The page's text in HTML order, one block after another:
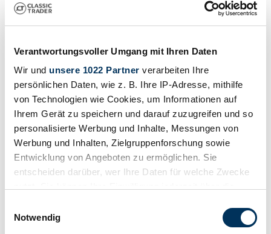
Verantwortungsvoller Umgang mit Ihren Daten
Wir und unsere 1022 Partner verarbeiten Ihre
persönlichen Daten, wie z. B. Ihre IP-Adresse, mithilfe
von Technologien wie Cookies, um Informationen auf
Ihrem Gerät zu speichern und darauf zuzugreifen und so
personalisierte Werbung und Inhalte, Messungen von
Werbung und Inhalten, Zielgruppenforschung sowie
Entwicklung von Angeboten zu ermöglichen. Sie
entscheiden darüber, wer Ihre Daten für welche Zwecke
Trigger Symbol ändern oder widerrufen
Notwendig
/8
Fiat 850 Coupe | 1965 | Route 66 Auctions - For sale by auction.
Estimate 7500 EUR